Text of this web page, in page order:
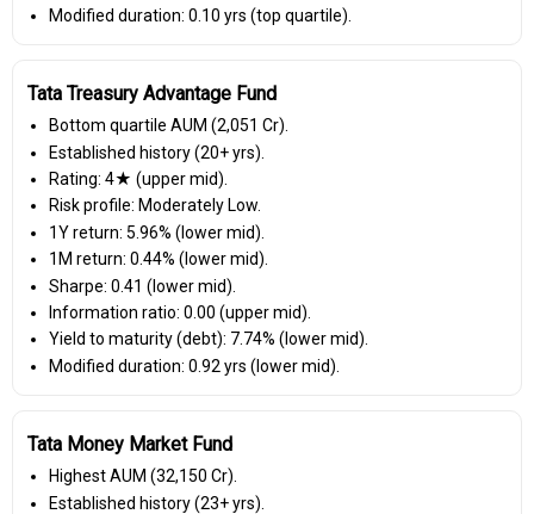
Modified duration: 0.10 yrs (top quartile).
Tata Treasury Advantage Fund
Bottom quartile AUM (₹2,051 Cr).
Established history (20+ yrs).
Rating: 4★ (upper mid).
Risk profile: Moderately Low.
1Y return: 5.96% (lower mid).
1M return: 0.44% (lower mid).
Sharpe: 0.41 (lower mid).
Information ratio: 0.00 (upper mid).
Yield to maturity (debt): 7.74% (lower mid).
Modified duration: 0.92 yrs (lower mid).
Tata Money Market Fund
Highest AUM (₹32,150 Cr).
Established history (23+ yrs).